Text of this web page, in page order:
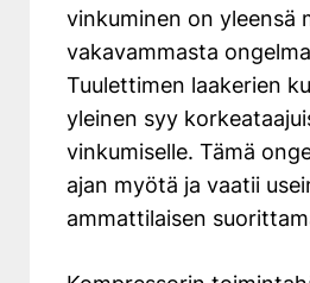
vinkuminen on yleensä
vakavammasta
Tuulettimen laakerien
yleinen syy
vinkumiselle. Tämä
ajan myötä ja vaatii
ammattilaisen